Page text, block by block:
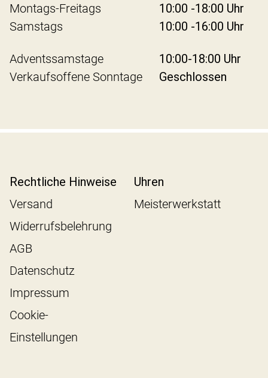
Montags-Freitags
10:00 -18:00 Uhr
Samstags
10:00 -16:00 Uhr
Adventssamstage
10:00-18:00 Uhr
Verkaufsoffene Sonntage
Geschlossen
Rechtliche Hinweise
Versand
Widerrufsbelehrung
AGB
Datenschutz
Impressum
Cookie-
Einstellungen
Uhren
Meisterwerkstatt